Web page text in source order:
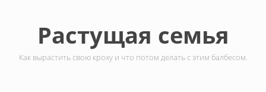
Растущая семья
Как вырастить свою кроху и что потом делать с этим балбесом.